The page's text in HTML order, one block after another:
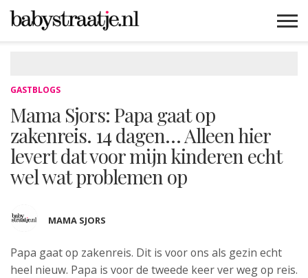
GASTBLOGS
Mama Sjors: Papa gaat op
zakenreis. 14 dagen… Alleen hier
levert dat voor mijn kinderen echt
wel wat problemen op
MAMA SJORS
Papa gaat op zakenreis. Dit is voorons als gezin echt
heel nieuw. Papa is voor de tweede keer ver weg op reis.